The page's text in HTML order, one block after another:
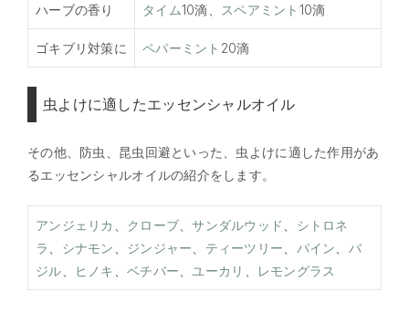
ハーブの香り タイム10滴、 スペアミント 10滴
ゴキブリ対策に ペパーミント 20滴
虫よけに適したエッセンシャルオイル
その他、防虫、昆虫回避といった、虫よけに適した作用があ
るエッセンシャルオイルの紹介をします。
アンジェリカ クローブ 、サンダルウッド
シトロネ
ラ
シナモン ジンジャー ティーツリー パイン
バ
ジル
ヒノキ ベチバー ユーカリ レモングラス